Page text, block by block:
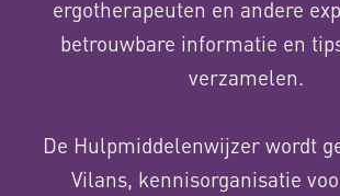
ergotherapeuten en andere
betrouwbare informatie en
verzamelen.
De Hulpmiddelenwijzer wordt
Vilans, kennisorganisatie